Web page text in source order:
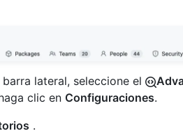
lateral, seleccione el
clic en Configuraciones.
.